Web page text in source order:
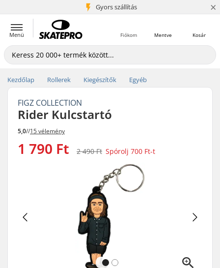
Gyors szállítás
5+ millió ügyfél ×
Menü Kosár
Mentve
Fiókom
Kezdőlap Rollerek Kiegészítők Egyéb
FIGZ COLLECTION
Rider Kulcstartó
5,0//15 vélemény
1 790 Ft 2 490 Ft Spórolj 700 Ft-t